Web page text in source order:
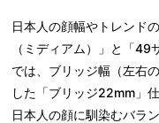
日本人の顔幅やトレンド
（ミディアム）」と「
では、ブリッジ幅（左右
した「ブリッジ22mm」
日本人の顔に馴染むバラ